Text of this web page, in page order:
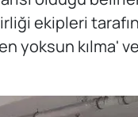
ekipleri
yoksun kılma' ve